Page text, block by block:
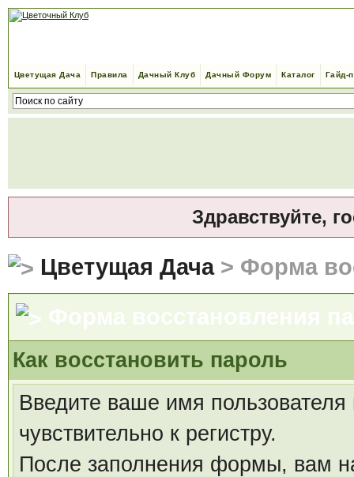
Цветущая Дача Правила Дачный Клуб Дачный Форум Каталог Гайд-
Здравствуйте,
Цветущая Дача> Форма
Форма восстановления
Как восстановить пароль
Введите ваше имя
чувствительно к регистру.
После заполнения формы, вам